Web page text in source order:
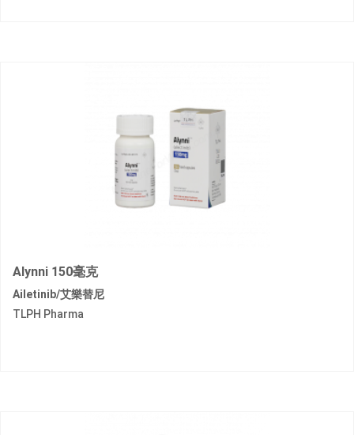
Alynni 150毫克
Ailetinib/艾樂替尼
TLPH Pharma